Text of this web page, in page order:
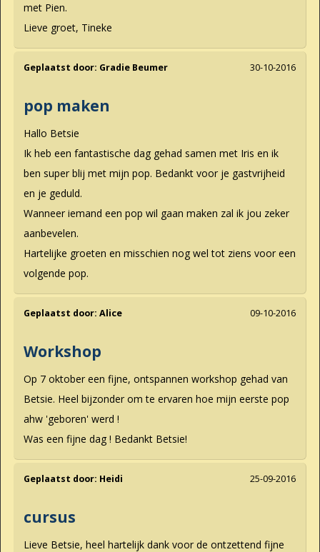
met Pien.
Lieve groet, Tineke
30-10-2016
Geplaatst door: Gradie Beumer
pop maken
Hallo Betsie
Ik heb een fantastische dag gehad samen met Iris en ik
ben super blij met mijn pop. Bedankt voor je gastvrijheid
en je geduld.
Wanneer iemand een pop wil gaan maken zal ik jou zeker
aanbevelen.
Hartelijke groeten en misschien nog wel tot ziens voor een
volgende pop.
09-10-2016
Geplaatst door: Alice
Workshop
Op 7 oktober een fijne, ontspannen workshop gehad van
Betsie. Heel bijzonder om te ervaren hoe mijn eerste pop
ahw 'geboren' werd !
Was een fijne dag ! Bedankt Betsie!
25-09-2016
Geplaatst door: Heidi
cursus
Lieve Betsie, heel hartelijk dank voor de ontzettend fijne